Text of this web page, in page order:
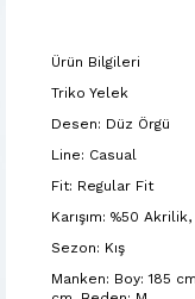
Ürün Bilgileri
Triko Yelek
Desen: Düz Örgü
Line: Casual
Fit: Regular Fit
Karışım: %50
Sezon: Kış
Manken: Boy: 185